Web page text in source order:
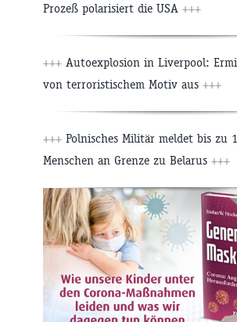
Prozeß polarisiert die USA +++
+++ Autoexplosion in Liverpool:
von terroristischem Motiv aus +++
+++ Polnisches Militär meldet bis zu
Menschen an Grenze zu Belarus +++